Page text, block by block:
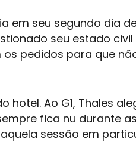
em seu segundo dia
seu estado civil
pedidos para que
Ao G1, Thales
fica nu durante
sessão em